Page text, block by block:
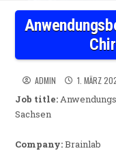
ADMIN 1. MÄRZ
Job title:
Sachsen
Company:Brainlab